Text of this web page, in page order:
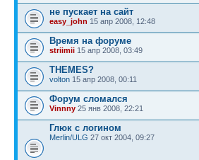
не пускает на сайт
easy_john 15 апр 2008, 12:48
Время на форуме
striimii 15 апр 2008, 03:49
THEMES?
volton 15 апр 2008, 00:11
Форум сломался
Vinnny 25 янв 2008, 22:21
Глюк с логином
Merlin/ULG 27 окт 2004, 09:27